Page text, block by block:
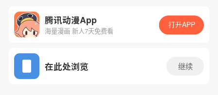
App免费看
腾讯动漫App
海量漫画 新人7天免费看
打开APP
在此处浏览 继续